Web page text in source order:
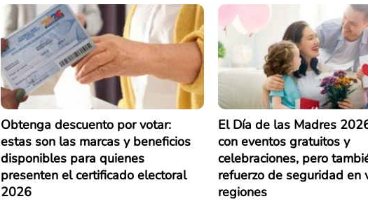
Obtenga descuento por votar:
estas son las marcas y beneficios
disponibles para quienes
presenten el certificado electoral
2026
El Día de las Madres
con eventos gratuitos y
celebraciones, pero
refuerzo de seguridad en
regiones